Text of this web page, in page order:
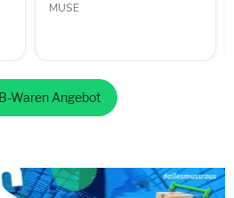
MUSE
Waren Angebot